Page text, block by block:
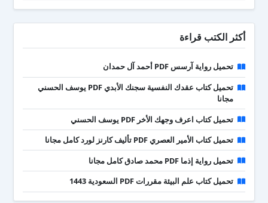
أكثر الكتب قراءة
تحميل رواية آرسس PDF أحمد آل حمدان
تحميل كتاب عقدك النفسية سجنك الأبدي PDF يوسف الحسني
مجانا
تحميل كتاب اعرف وجهك الأخر PDF يوسف الحسني
تحميل كتاب الأمير العصري PDF تأليف كارنز لورد كامل مجانا
تحميل رواية إذما PDF محمد صادق كامل مجانا
تحميل كتاب علم البيئة مقررات PDF السعودية 1443